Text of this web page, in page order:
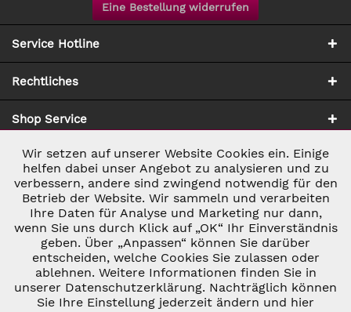
Eine Bestellung widerrufen
Service Hotline
Rechtliches
Shop Service
Zahlung & Versand
* ALLE PREISE INKL. GESETZL. UMSATZSTEUER ZZGL.
VERSANDKOSTEN UND GGF. NACHNAHMEGEBÜHREN, WENN NICHT
ANDERS BESCHRIEBEN
Notwendig Aktiv
Marketing Inaktiv
Tracking Inaktiv
Personalisierung Inaktiv
Wir setzen auf unserer Website Cookies ein. Einige
helfen dabei unser Angebot zu analysieren und zu
verbessern, andere sind zwingend notwendig für den
Betrieb der Website. Wir sammeln und verarbeiten
Ihre Daten für Analyse und Marketing nur dann,
wenn Sie uns durch Klick auf „OK“ Ihr Einverständnis
geben. Über „Anpassen“ können Sie darüber
entscheiden, welche Cookies Sie zulassen oder
ablehnen. Weitere Informationen finden Sie in
unserer Datenschutzerklärung. Nachträglich können
Sie Ihre Einstellung jederzeit ändern und hier